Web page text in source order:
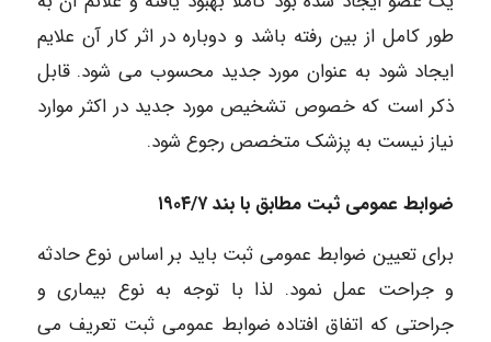
طور کامل از بین رفته باشد و دوباره در اثر کار آن علایم
ایجاد شود به عنوان مورد جدید محسوب می شود. قابل
ذکر است که خصوص تشخیص مورد جدید در اکثر موارد
نیاز نیست به پزشک متخصص رجوع شود.
ضوابط عمومی ثبت مطابق با بند ۱۹۰۴/۷
برای تعیین ضوابط عمومی ثبت باید بر اساس نوع حادثه
و جراحت عمل نمود. لذا با توجه به نوع بیماری و
جراحتی که اتفاق افتاده ضوابط عمومی ثبت تعریف می